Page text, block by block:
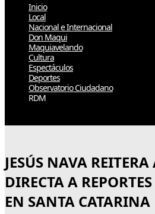
Inicio
Local
Nacional e Internacional
Don Maqui
Maquiavelando
Cultura
Espectáculos
Deportes
Observatorio Ciudadano
RDM
JESÚS NAVA
DIRECTA A
EN SANTA CATARINA